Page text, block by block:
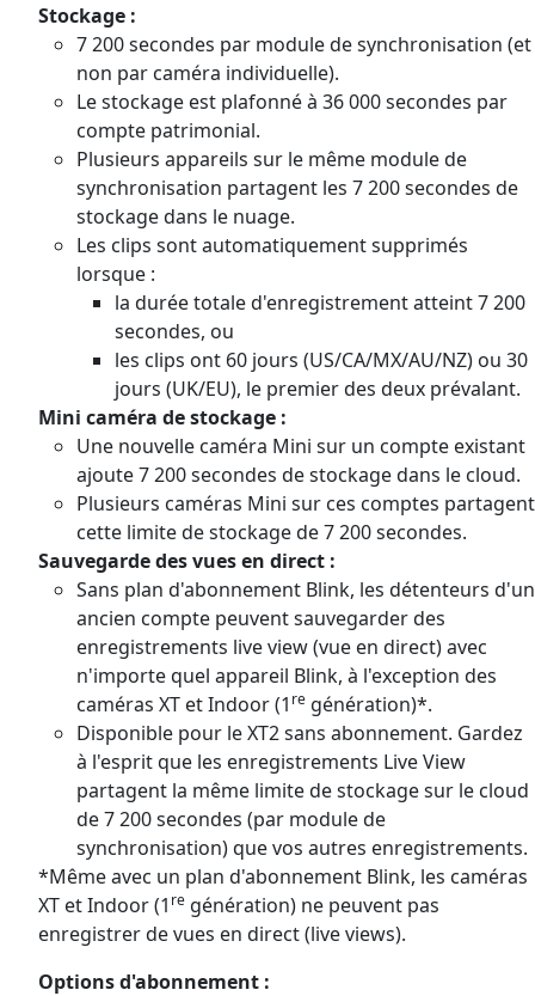
Stockage :
7 200 secondes par module de synchronisation (et
non par caméra individuelle).
Le stockage est plafonné à 36 000 secondes par
compte patrimonial.
Plusieurs appareils sur le même module de
synchronisation partagent les 7 200 secondes de
stockage dans le nuage.
Les clips sont automatiquement supprimés
lorsque :
la durée totale d'enregistrement atteint 7 200
secondes, ou
les clips ont 60 jours (US/CA/MX/AU/NZ) ou 30
jours (UK/EU), le premier des deux prévalant.
Mini caméra de stockage :
Une nouvelle caméra Mini sur un compte existant
ajoute 7 200 secondes de stockage dans le cloud.
Plusieurs caméras Mini sur ces comptes partagent
cette limite de stockage de 7 200 secondes.
Sauvegarde des vues en direct :
Sans plan d'abonnement Blink, les détenteurs d'un
ancien compte peuvent sauvegarder des
enregistrements live view (vue en direct) avec
n'importe quel appareil Blink, à l'exception des
caméras XT et Indoor (1 re génération)*.
Disponible pour le XT2 sans abonnement. Gardez
à l'esprit que les enregistrements Live View
partagent la même limite de stockage sur le cloud
de 7 200 secondes (par module de
synchronisation) que vos autres enregistrements.
*Même avec un plan d'abonnement Blink, les caméras
XT et Indoor (1 re génération) ne peuvent pas
enregistrer de vues en direct (live views).
Options d'abonnement :